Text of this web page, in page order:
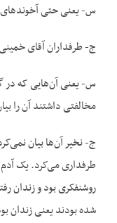
س- یعنی حتی آخوندهای
ج- طرفداران آقای
س- یعنی آن‌هایی که در
مخالفتی داشتند آن را
ج- نخیر آن‌ها بیان
طرفداری می‌کرد. یک
روشنفکری بود و زندان
شده بودند یعنی زندان